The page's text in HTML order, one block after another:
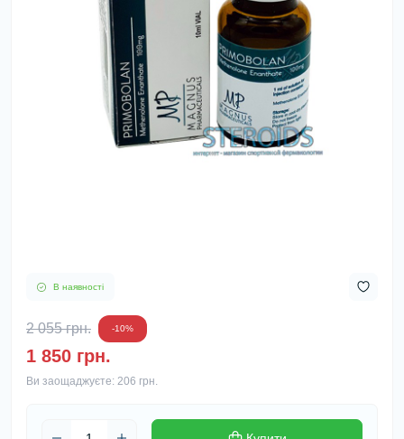
В наявності
2 055 грн. -10%
1 850 грн.
Ви заощаджуєте: 206 грн.